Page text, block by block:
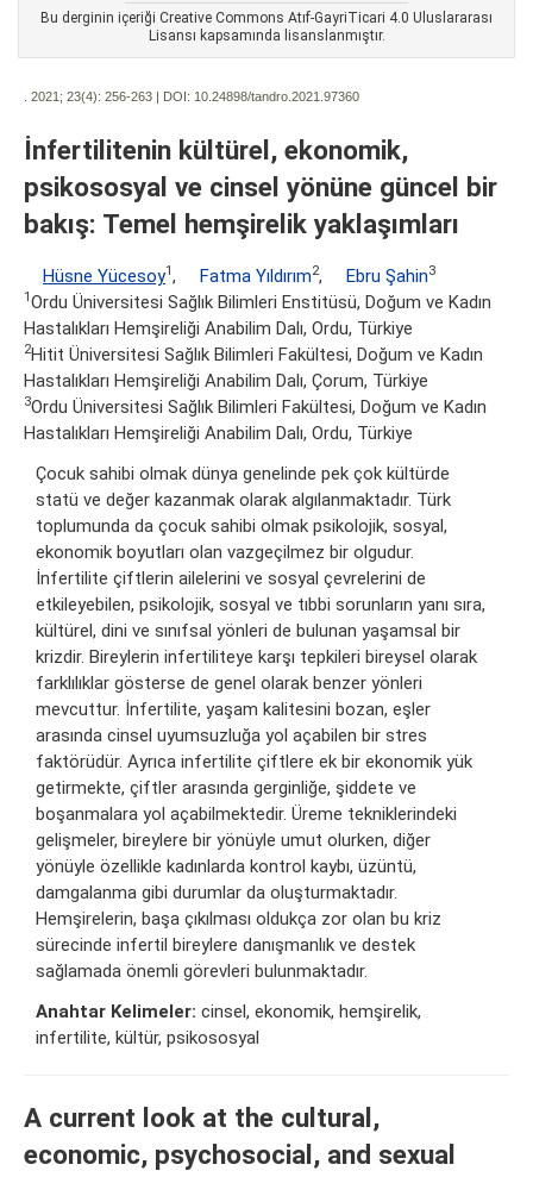
Bu derginin içeriği Creative Commons Atıf-GayriTicari 4.0 Uluslararası
Lisansı kapsamında lisanslanmıştır.
. 2021; 23(4): 256-263 | DOI: 10.24898/tandro.2021.97360
İnfertilitenin kültürel, ekonomik,
psikososyal ve cinsel yönüne güncel bir
bakış: Temel hemşirelik yaklaşımları
Hüsne Yücesoy1 , Fatma Yıldırım2, Ebru Şahin3
1 Ordu Üniversitesi Sağlık Bilimleri Enstitüsü, Doğum ve Kadın
Hastalıkları Hemşireliği Anabilim Dalı, Ordu, Türkiye
2Hitit Üniversitesi Sağlık Bilimleri Fakültesi, Doğum ve Kadın
Hastalıkları Hemşireliği Anabilim Dalı, Çorum, Türkiye
3Ordu Üniversitesi Sağlık Bilimleri Fakültesi, Doğum ve Kadın
Hastalıkları Hemşireliği Anabilim Dalı, Ordu, Türkiye
Çocuk sahibi olmak dünya genelinde pek çok kültürde
statü ve değer kazanmak olarak algılanmaktadır. Türk
toplumunda da çocuk sahibi olmak psikolojik, sosyal,
ekonomik boyutları olan vazgeçilmez bir olgudur.
İnfertilite çiftlerin ailelerini ve sosyal çevrelerini de
etkileyebilen, psikolojik, sosyal ve tıbbi sorunların yanı sıra,
kültürel, dini ve sınıfsal yönleri de bulunan yaşamsal bir
krizdir. Bireylerin infertiliteye karşı tepkileri bireysel olarak
farklılıklar gösterse de genel olarak benzer yönleri
mevcuttur. İnfertilite, yaşam kalitesini bozan, eşler
arasında cinsel uyumsuzluğa yol açabilen bir stres
faktörüdür. Ayrıca infertilite çiftlere ek bir ekonomik yük
getirmekte, çiftler arasında gerginliğe, şiddete ve
boşanmalara yol açabilmektedir. Üreme tekniklerindeki
gelişmeler, bireylere bir yönüyle umut olurken, diğer
yönüyle özellikle kadınlarda kontrol kaybı, üzüntü,
damgalanma gibi durumlar da oluşturmaktadır.
Hemşirelerin, başa çıkılması oldukça zor olan bu kriz
sürecinde infertil bireylere danışmanlık ve destek
sağlamada önemli görevleri bulunmaktadır.
Anahtar Kelimeler: cinsel, ekonomik, hemşirelik,
infertilite, kültür, psikososyal
A current look at the cultural,
economic, psychosocial, and sexual